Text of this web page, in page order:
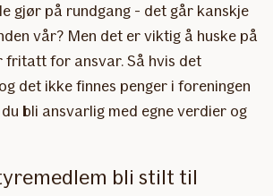
gjør på rundgang - det går kanskje
vår? Men det er viktig å huske på
fritatt for ansvar. Så hvis det
det ikke finnes penger i foreningen
bli ansvarlig med egne verdier og
bli stilt til